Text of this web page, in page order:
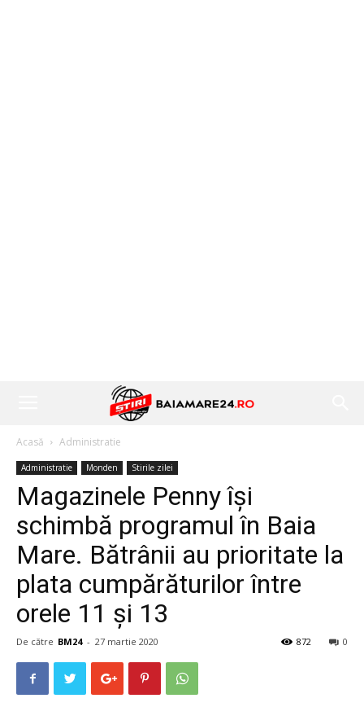
Acasă Administratie
Administratie Monden Stirile zilei
Magazinele Penny își
schimbă programul în Baia
Mare. Bătrânii au prioritate la
plata cumpărăturilor între
orele 11 și 13
De către BM24 - 27 martie 2020 0
872